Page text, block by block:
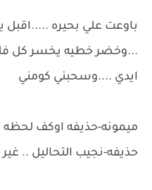
باوعت علي بحيره
...وخضر خطيه يخسر كل
ايدي ....وسحبني كومني
ميمونه-حذيفه اوكف لحظه
حذيفه-نجيب التحاليل .. غير